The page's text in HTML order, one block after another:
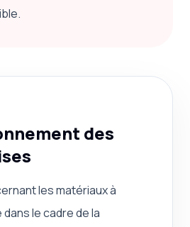
des
les matériaux à
le cadre de la